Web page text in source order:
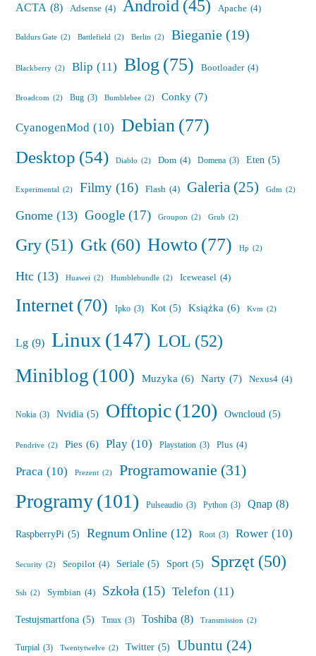
ACTA (8) Adsense (4) Android (45) Apache (4)
Baldurs Gate (2) Battlefield (2) Berlin (2) Bieganie (19)
Blackberry (2) Blip (11) Blog(75) Bootloader (4)
Broadcom (2) Bug (3) Bumblebee (2) Conky (7)
CyanogenMod (10) Debian(77)
Desktop (54) Diablo (2) Dom (4) Domena (3) Eten (5)
Experimental (2) Filmy (16) Flash (4) Galeria (25) Gdm (2)
Gnome (13) Google (17) Groupon (2) Grub (2)
Gry(51) Gtk(60) Howto (77) Hp (2)
Htc (13) Huawei (2) Humblebundle (2) Iceweasel (4)
Internet(70) Ipko (3) Kot (5) Książka (6) Kvm (2)
Lg (9) Linux(147) LOL (52)
Miniblog (100) Muzyka (6) Narty (7) Nexus4 (4)
Nokia (3) Nvidia (5) Offtopic(120) Owncloud (5)
Pendrive (2) Pies (6) Play (10) Playstation (3) Plus (4)
Praca (10) Prezent (2) Programowanie (31)
Programy(101) Pulseaudio (3) Python (3) Qnap (8)
RaspberryPi (5) Regnum Online (12) Root (3) Rower (10)
Security (2) Seopilot (4) Seriale (5) Sport (5) Sprzęt(50)
Ssh (2) Symbian (4) Szkoła (15) Telefon (11)
Testujsmartfona (5) Tmux (3) Toshiba (8) Transmission (2)
Turpial (3) Twentytwelve (2) Twitter (5) Ubuntu (24)